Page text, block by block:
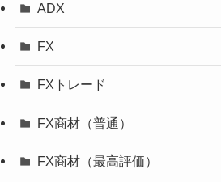
ADX
FX
FXトレード
FX商材（普通）
FX商材（最高評価）